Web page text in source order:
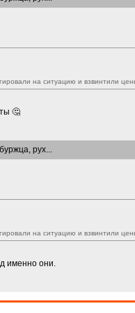
на ситуацию и взвинтили
🤔
рух...
на ситуацию и взвинтили
именно они.